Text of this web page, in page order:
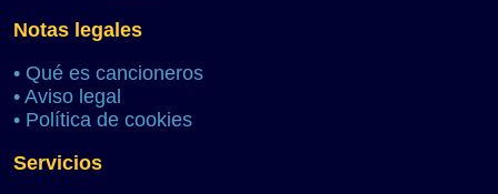
Notas legales
• Qué es cancioneros
• Aviso legal
• Política de cookies
Servicios